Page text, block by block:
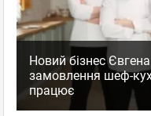
Новий бізнес
замовлення шеф-
працює